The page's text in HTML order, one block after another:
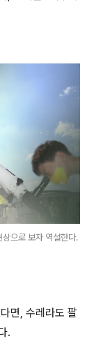
으로 보자 역설한다.
면, 수레라도 팔
.